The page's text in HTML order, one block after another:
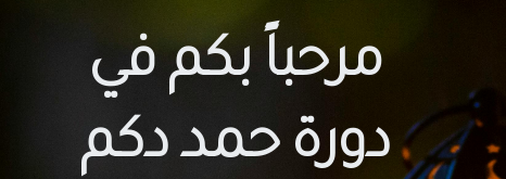
مرحباً بكم في
دورة حمد دكم